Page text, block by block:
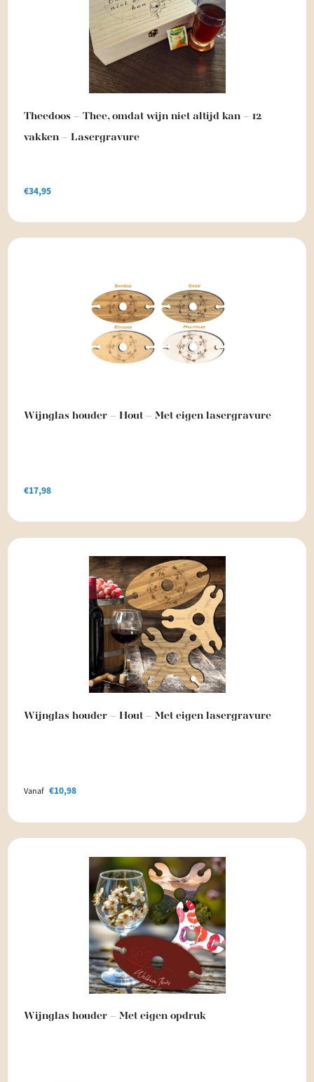
Theedoos – Thee, omdat wijn niet altijd kan – 12
vakken – Lasergravure
€34,95
Wijnglas houder – Hout – Met eigen lasergravure
€17,98
Wijnglas houder – Hout – Met eigen lasergravure
Vanaf €10,98
Wijnglas houder – Met eigen opdruk